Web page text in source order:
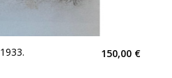
150,00 €